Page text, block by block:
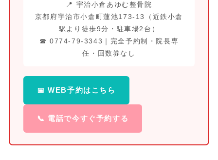
📍 宇治小倉あゆむ整骨院
京都府宇治市小倉町蓮池173-13（近鉄小倉
駅より徒歩9分・駐車場2台）
☎ 0774-79-3343｜完全予約制・院長専
任・回数券なし
📅 WEB予約はこちら
📞 電話で今すぐ予約する